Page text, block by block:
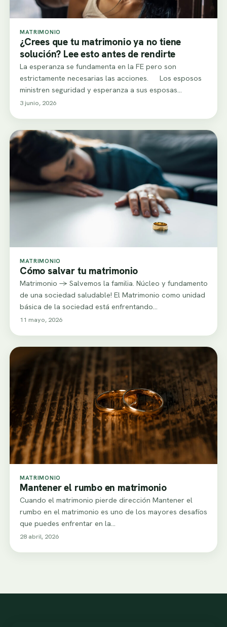
MATRIMONIO
¿Crees que tu matrimonio ya no tiene
solución? Lee esto antes de rendirte
La esperanza se fundamenta en la FE pero son
estrictamente necesarias las acciones. Los esposos
ministren seguridad y esperanza a sus esposas…
3 junio, 2026
MATRIMONIO
Cómo salvar tu matrimonio
Matrimonio -> Salvemos la familia. Núcleo y fundamento
de una sociedad saludable! El Matrimonio como unidad
básica de la sociedad está enfrentando…
11 mayo, 2026
MATRIMONIO
Mantener el rumbo en matrimonio
Cuando el matrimonio pierde dirección Mantener el
rumbo en el matrimonio es uno de los mayores desafíos
que puedes enfrentar en la…
28 abril, 2026